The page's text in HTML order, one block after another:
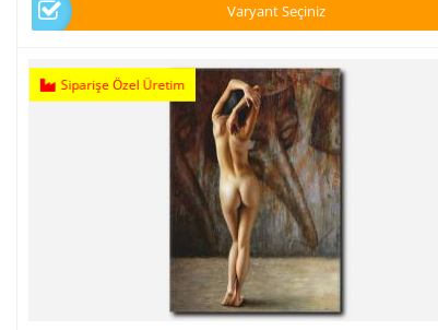
Varyant Seçiniz
Siparişe Özel Üretim